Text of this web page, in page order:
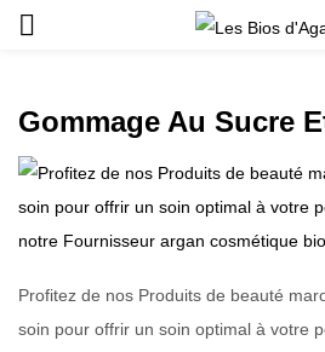
Gommage Au Sucre
Profitez de nos Produits de beauté
soin pour offrir un soin optimal à votre